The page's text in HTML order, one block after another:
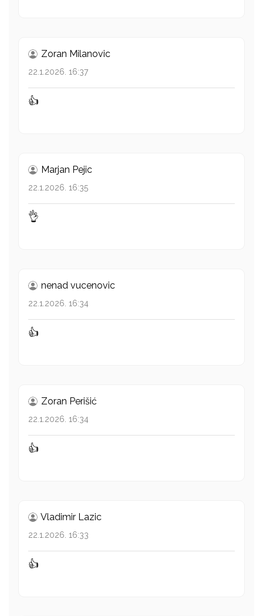
Zoran Milanovic
22.1.2026. 16:37
👍
Marjan Pejic
22.1.2026. 16:35
👌
nenad vucenovic
22.1.2026. 16:34
👍
Zoran Perišić
22.1.2026. 16:34
👍
Vladimir Lazic
22.1.2026. 16:33
👍